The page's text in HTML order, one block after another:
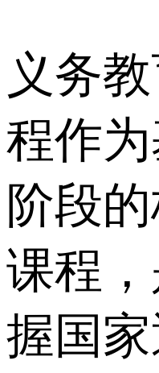
义务
程作
阶段
课程
握国